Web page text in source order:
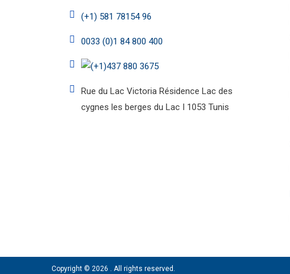
(+1) 581 78154 96
0033 (0)1 84 800 400
(+1)437 880 3675
Rue du Lac Victoria Résidence Lac des
cygnes les berges du Lac I 1053 Tunis
Copyright © 2026 . All rights reserved.